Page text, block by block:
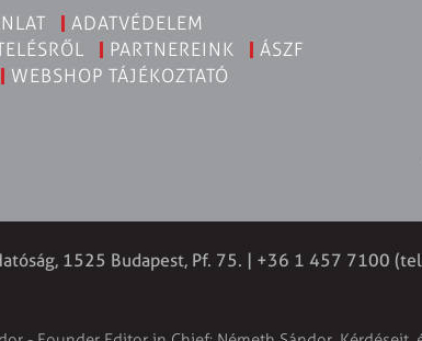
ADATVÉDELEM
PARTNEREINK
ÁSZF
WEBSHOP TÁJÉKOZTATÓ
1525 Budapest, Pf. 75. | +36 1 457 7100